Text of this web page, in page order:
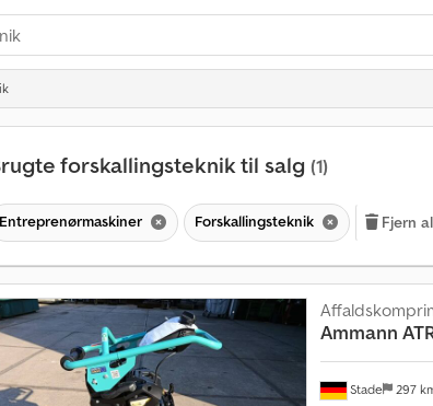
forskallingsteknik til salg (1)
Entreprenørmaskiner Forskallingsteknik Fjern
Stade 297
Ammann